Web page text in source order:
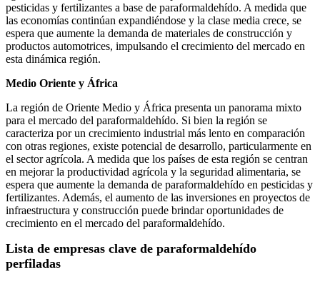
pesticidas y fertilizantes a base de paraformaldehído. A medida que
las economías continúan expandiéndose y la clase media crece, se
espera que aumente la demanda de materiales de construcción y
productos automotrices, impulsando el crecimiento del mercado en
esta dinámica región.
Medio Oriente y África
La región de Oriente Medio y África presenta un panorama mixto
para el mercado del paraformaldehído. Si bien la región se
caracteriza por un crecimiento industrial más lento en comparación
con otras regiones, existe potencial de desarrollo, particularmente en
el sector agrícola. A medida que los países de esta región se centran
en mejorar la productividad agrícola y la seguridad alimentaria, se
espera que aumente la demanda de paraformaldehído en pesticidas y
fertilizantes. Además, el aumento de las inversiones en proyectos de
infraestructura y construcción puede brindar oportunidades de
crecimiento en el mercado del paraformaldehído.
Lista de empresas clave de paraformaldehído
perfiladas